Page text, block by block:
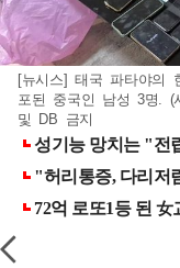
[뉴시스] 태국 파타야의
포된 중국인 남성 3명. (
및 DB 금지